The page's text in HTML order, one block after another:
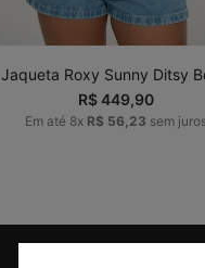
ADICIONAR AO
CARRINHO
Jaqueta Roxy Sunny Ditsy
R$449,90
Em até 8x R$ 56,23 sem